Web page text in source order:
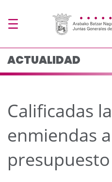
Calificadas
ACTUALIDAD
Calificadas
enmiendas